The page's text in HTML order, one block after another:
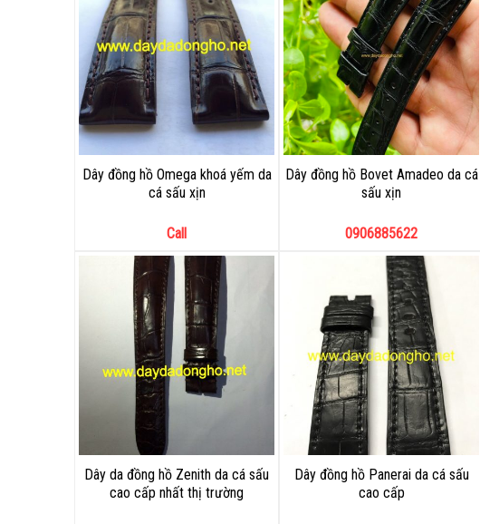
Dây đồng hồ Omega khoá yếm da
cá sấu xịn
Call
Dây đồng hồ Bovet Amadeo da cá
sấu xịn
0906885622
Dây da đồng hồ Zenith da cá sấu
cao cấp nhất thị trường
Dây đồng hồ Panerai da cá sấu
cao cấp